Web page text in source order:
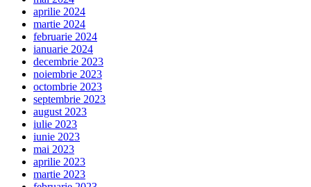
aprilie 2024
martie 2024
februarie 2024
ianuarie 2024
decembrie 2023
noiembrie 2023
octombrie 2023
septembrie 2023
august 2023
iulie 2023
iunie 2023
mai 2023
aprilie 2023
martie 2023